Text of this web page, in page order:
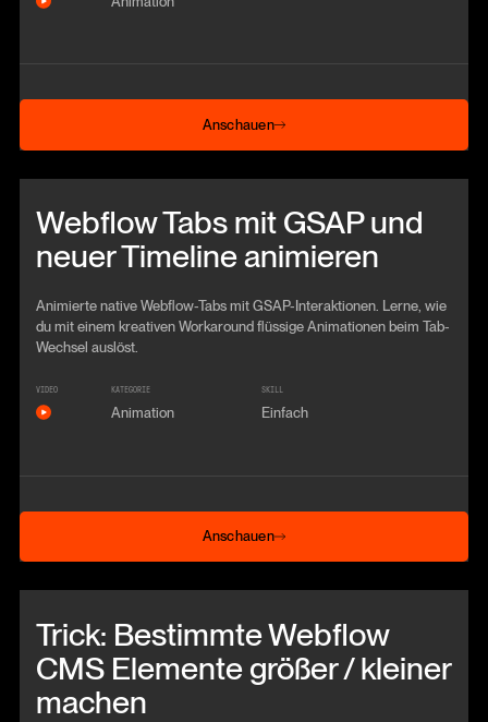
Anschauen
Anschauen
Webflow Tabs mit GSAP und
neuer Timeline animieren
Animierte native Webflow-Tabs mit GSAP-Interaktionen. Lerne, wie
du mit einem kreativen Workaround flüssige Animationen beim Tab-
Wechsel auslöst.
VIDEO KATEGORIE
Animation
SKILL
Einfach
Anschauen
Anschauen
Trick: Bestimmte Webflow
CMS Elemente größer / kleiner
machen